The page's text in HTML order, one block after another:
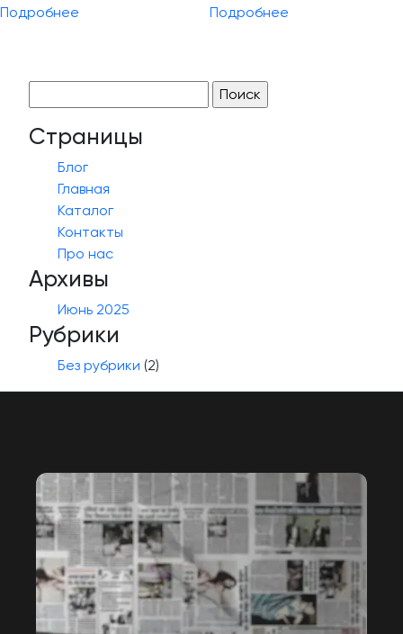
Подробнее Подробнее
Страницы
Блог
Главная
Каталог
Контакты
Про нас
Архивы
Июнь 2025
Рубрики
Без рубрики (2)